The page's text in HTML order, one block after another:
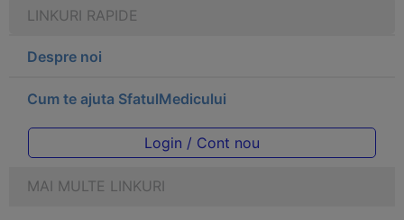
LINKURI RAPIDE
Despre noi
Cum te ajuta SfatulMedicului
Login / Cont nou
MAI MULTE LINKURI